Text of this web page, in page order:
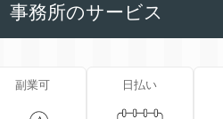
事務所のサービス
副業可 日払い